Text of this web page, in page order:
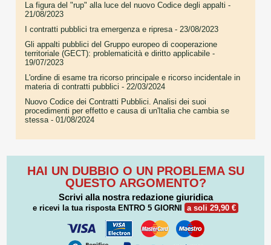
La figura del "rup" alla luce del nuovo Codice degli appalti -
21/08/2023
I contratti pubblici tra emergenza e ripresa- 23/08/2023
Gli appalti pubblici del Gruppo europeo di cooperazione
territoriale (GECT): problematicità e diritto applicabile -
19/07/2023
L'ordine di esame tra ricorso principale e ricorso incidentale in
materia di contratti pubblici - 22/03/2024
Nuovo Codice dei Contratti Pubblici. Analisi dei suoi
procedimenti per effetto e causa di un'Italia che cambia se
stessa- 01/08/2024
HAI UN DUBBIO O UN PROBLEMA SU
QUESTO ARGOMENTO?
Scrivi alla nostra redazione giuridica
e ricevi la tua risposta ENTRO 5 GIORNI a soli 29,90 €